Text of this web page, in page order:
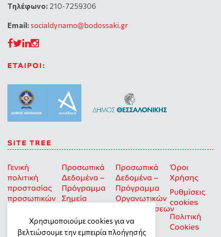
Tηλέφωνο: 210-7259306
Email:socialdynamo@bodossaki.gr
ΕΤΑΙΡΟΙ:
SITE TREE
Γενική
πολιτική
προστασίας
προσωπικών
Προσωπικά
Δεδομένα –
Πρόγραμμα
Σημεία
Προσωπικά
Δεδομένα –
Πρόγραμμα
Οργανωτικών
Επιχορηγήσεων
για Οκοιπ
που δρουν
Όροι
Χρήσης
Ρυθμίσεις
cookies
Πολιτική
Cookies
Χρησιμοποιούμε cookies για να
βελτιώσουμε την εμπειρία πλοήγησής